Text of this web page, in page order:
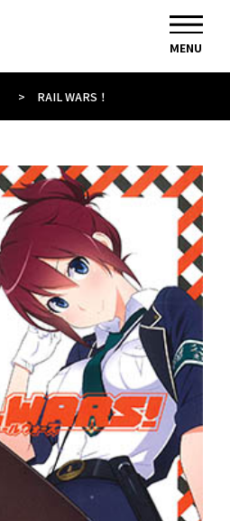
> RAIL WARS！